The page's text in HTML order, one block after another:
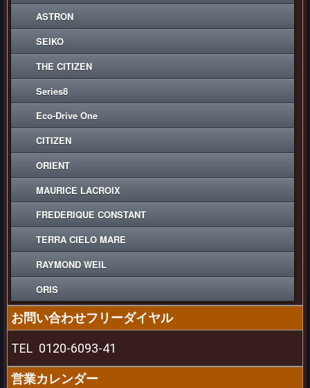
ASTRON
SEIKO
THE CITIZEN
Series8
Eco-Drive One
CITIZEN
ORIENT
MAURICE LACROIX
FREDERIQUE CONSTANT
TERRA CIELO MARE
RAYMOND WEIL
ORIS
お問い合わせフリーダイヤル
TEL 0120-6093-41
営業カレンダー